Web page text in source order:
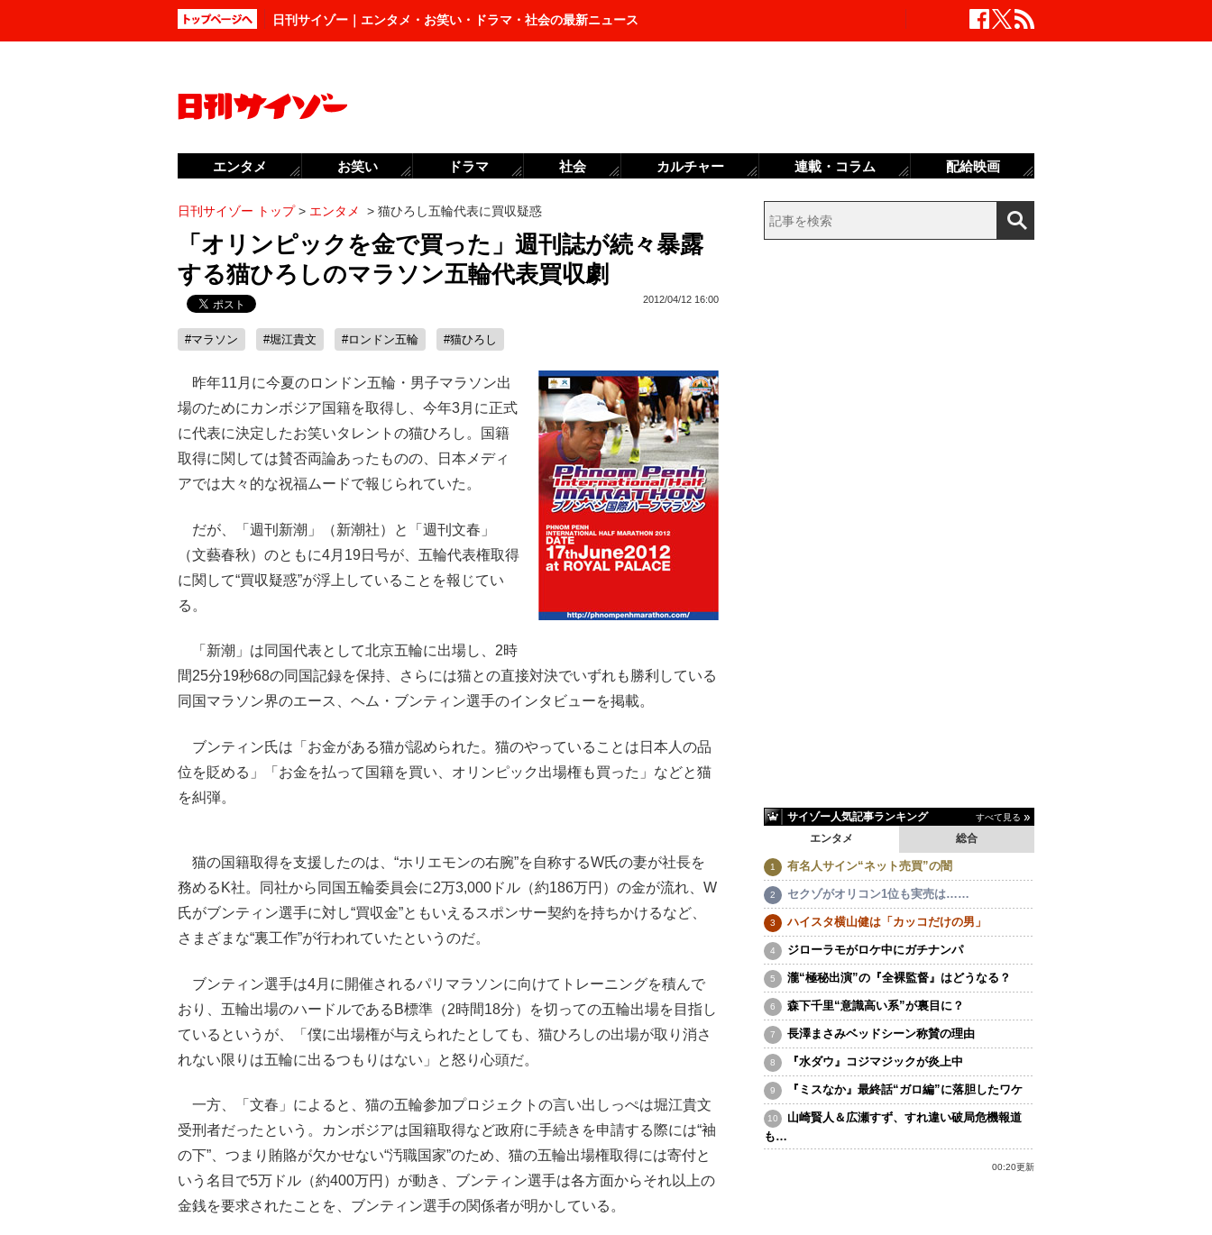
日刊サイゾー｜エンタメ・お笑い・ドラマ・社会の最新ニュース
日刊サイゾー トップ> エンタメ > 猫ひろし五輪代表に買収疑惑
「オリンピックを金で買った」週刊誌が続々暴露
する猫ひろしのマラソン五輪代表買収劇
2012/04/12 16:00
#マラソン #堀江貴文 #ロンドン五輪 #猫ひろし
昨年11月に今夏のロンドン五輪・男子マラソン出
場のためにカンボジア国籍を取得し、今年3月に正式
に代表に決定したお笑いタレントの猫ひろし。国籍
取得に関しては賛否両論あったものの、日本メディ
アでは大々的な祝福ムードで報じられていた。
だが、「週刊新潮」（新潮社）と「週刊文春」
（文藝春秋）のともに4月19日号が、五輪代表権取得
に関して“買収疑惑”が浮上していることを報じてい
る。
「新潮」は同国代表として北京五輪に出場し、2時
間25分19秒68の同国記録を保持、さらには猫との直接対決でいずれも勝利している
同国マラソン界のエース、ヘム・ブンティン選手のインタビューを掲載。
ブンティン氏は「お金がある猫が認められた。猫のやっていることは日本人の品
位を貶める」「お金を払って国籍を買い、オリンピック出場権も買った」などと猫
を糾弾。
猫の国籍取得を支援したのは、“ホリエモンの右腕”を自称するW氏の妻が社長を
務めるK社。同社から同国五輪委員会に2万3,000ドル（約186万円）の金が流れ、W
氏がブンティン選手に対し“買収金”ともいえるスポンサー契約を持ちかけるなど、
さまざまな“裏工作”が行われていたというのだ。
ブンティン選手は4月に開催されるパリマラソンに向けてトレーニングを積んで
おり、五輪出場のハードルであるB標準（2時間18分）を切っての五輪出場を目指し
ているというが、「僕に出場権が与えられたとしても、猫ひろしの出場が取り消さ
れない限りは五輪に出るつもりはない」と怒り心頭だ。
一方、「文春」によると、猫の五輪参加プロジェクトの言い出しっぺは堀江貴文
受刑者だったという。カンボジアは国籍取得など政府に手続きを申請する際には“袖
の下”、つまり賄賂が欠かせない“汚職国家”のため、猫の五輪出場権取得には寄付と
いう名目で5万ドル（約400万円）が動き、ブンティン選手は各方面からそれ以上の
金銭を要求されたことを、ブンティン選手の関係者が明かしている。
サイゾー人気記事ランキング すべて見る
エンタメ 総合
有名人サイン“ネット売買”の闇
セクゾがオリコン1位も実売は……
ハイスタ横山健は「カッコだけの男」
ジローラモがロケ中にガチナンパ
瀧“極秘出演”の『全裸監督』はどうなる？
森下千里“意識高い系”が裏目に？
長澤まさみベッドシーン称賛の理由
『水ダウ』コジマジックが炎上中
『ミスなか』最終話“ガロ編”に落胆したワケ
山崎賢人＆広瀬すず、すれ違い破局危機報道
も…
00:20更新
エンタメ お笑い ドラマ 社会 カルチャー 連載・コラム 配給映画